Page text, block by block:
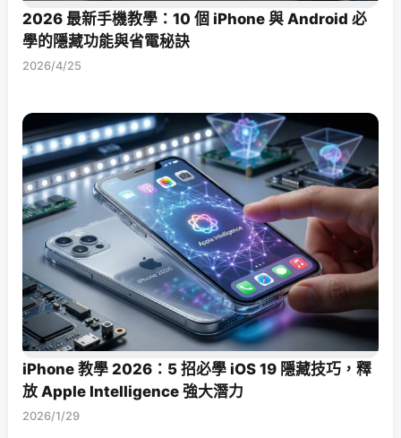
2026 最新手機教學：10 個 iPhone 與 Android 必
學的隱藏功能與省電秘訣
2026/4/25
iPhone 教學 2026：5 招必學 iOS 19 隱藏技巧，釋
放 Apple Intelligence 強大潛力
2026/1/29